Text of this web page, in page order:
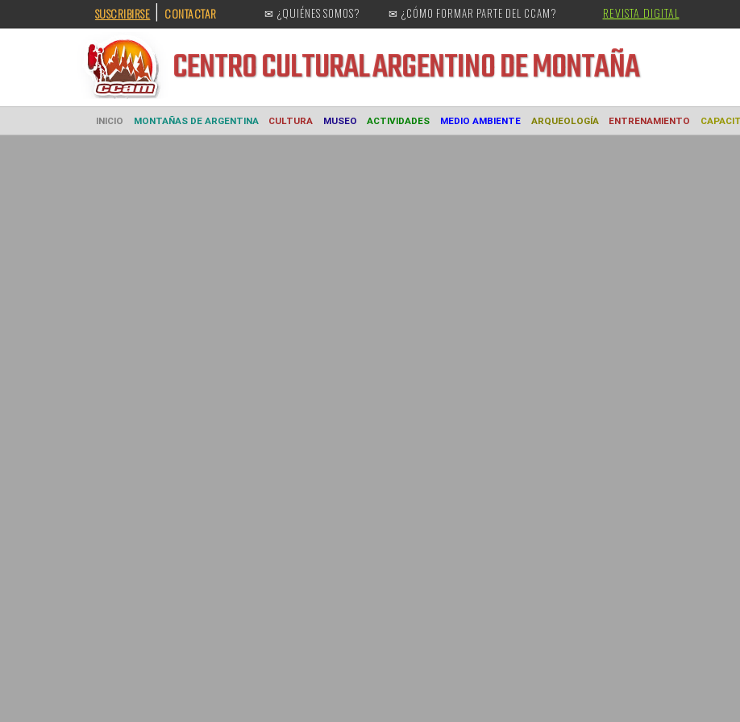
SUSCRIBIRSE | CONTACTAR ✉ ¿QUIÉNES SOMOS? ✉ ¿CÓMO FORMAR PARTE DEL CCAM? REVISTA DIGITAL
CENTRO CULTURALARGENTINO DE MONTAÑA
INICIO MONTAÑAS DE ARGENTINA CULTURA MUSEO ACTIVIDADES MEDIO AMBIENTE ARQUEOLOGÍA